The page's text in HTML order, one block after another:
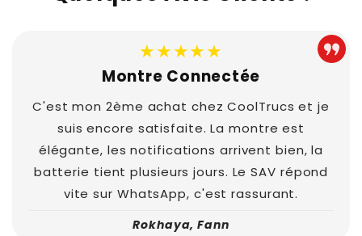
★★★★★
Montre Connectée
C'est mon 2ème achat chez CoolTrucs et je
suis encore satisfaite. La montre est
élégante, les notifications arrivent bien, la
batterie tient plusieurs jours. Le SAV répond
vite sur WhatsApp, c'est rassurant.
Rokhaya, Fann